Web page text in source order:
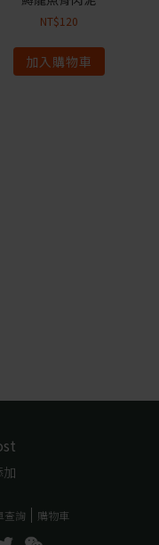
NT$120
加入購物車
查詢 購物車